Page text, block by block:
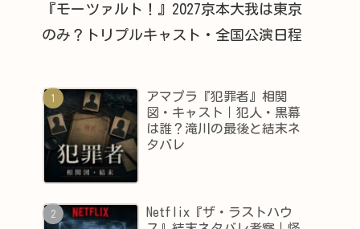
『モーツァルト！』2027京本大我は東京
のみ？トリプルキャスト・全国公演日程
アマプラ『犯罪者』相関
図・キャスト｜犯人・黒幕
は誰？滝川の最後と結末ネ
タバレ
Netflix『ザ・ラストハウ